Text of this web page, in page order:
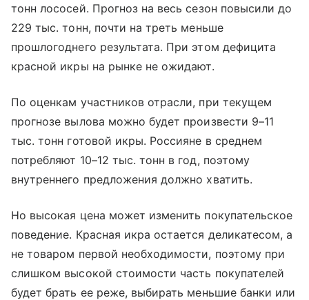
тонн лососей. Прогноз на весь сезон повысили до
229 тыс. тонн, почти на треть меньше
прошлогоднего результата. При этом дефицита
красной икры на рынке не ожидают.
По оценкам участников отрасли, при текущем
прогнозе вылова можно будет произвести 9–11
тыс. тонн готовой икры. Россияне в среднем
потребляют 10–12 тыс. тонн в год, поэтому
внутреннего предложения должно хватить.
Но высокая цена может изменить покупательское
поведение. Красная икра остается деликатесом, а
не товаром первой необходимости, поэтому при
слишком высокой стоимости часть покупателей
будет брать ее реже, выбирать меньшие банки или